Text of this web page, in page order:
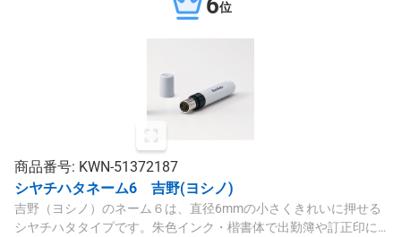
位
商品番号: KWN-51372187
シヤチハタネーム6 吉野(ヨシノ)
吉野（ヨシノ）のネーム６は、直径6mmの小さくきれいに押せる
シヤチハタタイプです。朱色インク・楷書体で出勤簿や訂正印に